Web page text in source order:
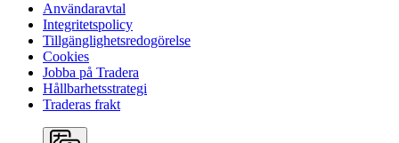
Användaravtal
Integritetspolicy
Tillgänglighetsredogörelse
Cookies
Jobba på Tradera
Hållbarhetsstrategi
Traderas frakt